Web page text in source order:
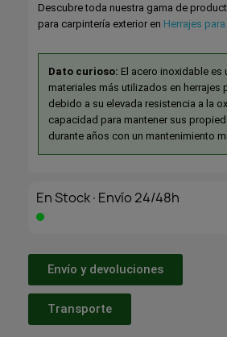
Descubre toda nuestra gama de
para carpintería exterior en Herrajes para
Dato curioso: El acero inoxidable es
materiales más utilizados en herrajes
debido a su elevada resistencia a la
capacidad para mantener sus
durante años con un mantenimiento
En Stock·Envío 24/48h
Envío y devoluciones
Transporte